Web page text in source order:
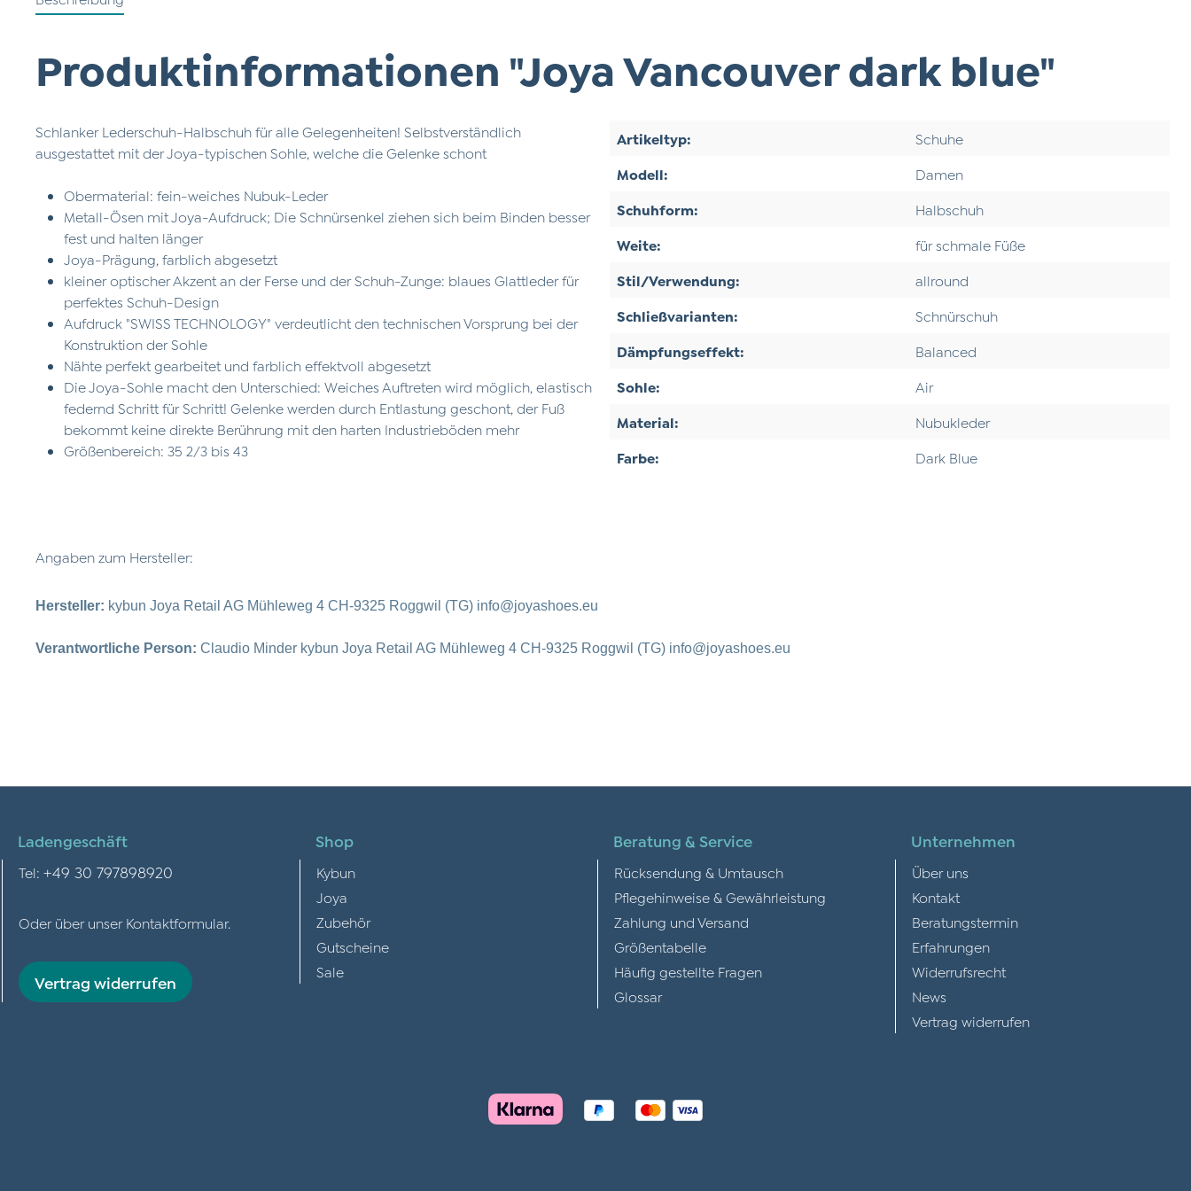
Produktinformationen "Joya Vancouver dark blue"
Schlanker Lederschuh-Halbschuh für alle Gelegenheiten! Selbstverständlich
ausgestattet mit der Joya-typischen Sohle, welche die Gelenke schont
Obermaterial: fein-weiches Nubuk-Leder
Metall-Ösen mit Joya-Aufdruck; Die Schnürsenkel ziehen sich beim Binden besser
fest und halten länger
Joya-Prägung, farblich abgesetzt
kleiner optischer Akzent an der Ferse und der Schuh-Zunge: blaues Glattleder für
perfektes Schuh-Design
Aufdruck "SWISS TECHNOLOGY" verdeutlicht den technischen Vorsprung bei der
Konstruktion der Sohle
Nähte perfekt gearbeitet und farblich effektvoll abgesetzt
Die Joya-Sohle macht den Unterschied: Weiches Auftreten wird möglich, elastisch
federnd Schritt für Schritt! Gelenke werden durch Entlastung geschont, der Fuß
bekommt keine direkte Berührung mit den harten Industrieböden mehr
Größenbereich: 35 2/3 bis 43
Artikeltyp: Schuhe
Modell: Damen
Schuhform: Halbschuh
Weite: für schmale Füße
Stil/Verwendung: allround
Schließvarianten: Schnürschuh
Dämpfungseffekt: Balanced
Sohle: Air
Material: Nubukleder
Farbe: Dark Blue
Angaben zum Hersteller:
Hersteller: kybun Joya Retail AG Mühleweg 4 CH-9325 Roggwil (TG) info@joyashoes.eu
Verantwortliche Person: Claudio Minder kybun Joya Retail AG Mühleweg 4 CH-9325 Roggwil (TG) info@joyashoes.eu
Ladengeschäft
Tel: +49 30 797898920
Oder über unser Kontaktformular.
Vertrag widerrufen
Shop
Kybun
Joya
Zubehör
Gutscheine
Sale
Beratung & Service
Rücksendung & Umtausch
Pflegehinweise & Gewährleistung
Zahlung und Versand
Größentabelle
Häufig gestellte Fragen
Glossar
Unternehmen
Über uns
Kontakt
Beratungstermin
Erfahrungen
Widerrufsrecht
News
Vertrag widerrufen